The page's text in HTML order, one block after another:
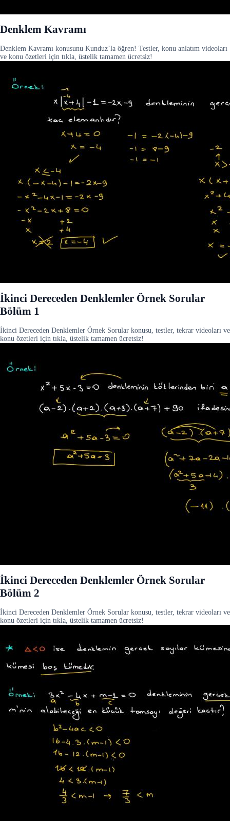
Denklem Kavramı
Denklem Kavramı konusunu Kunduz’la öğren! Testler, konu anlatım videoları
ve konu özetleri için tıkla, üstelik tamamen ücretsiz!
İkinci Dereceden Denklemler Örnek Sorular
Bölüm 1
İkinci Dereceden Denklemler Örnek Sorular konusu, testler, tekrar videoları ve
konu özetleri için tıkla, üstelik tamamen ücretsiz!
İkinci Dereceden Denklemler Örnek Sorular
Bölüm 2
İkinci Dereceden Denklemler Örnek Sorular konusu, testler, tekrar videoları ve
konu özetleri için tıkla, üstelik tamamen ücretsiz!